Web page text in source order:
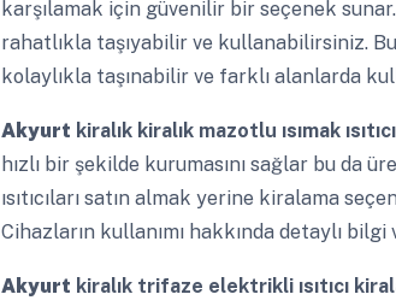
karşılamak için güvenilir bir seçenek
rahatlıkla taşıyabilir ve kullanabilirsiniz.
kolaylıkla taşınabilir ve farklı alanlarda
Akyurt kiralık kiralık mazotlu ısımak ısıtıcı
hızlı bir şekilde kurumasını sağlar bu da
ısıtıcıları satın almak yerine kiralama
Cihazların kullanımı hakkında detaylı
Akyurt kiralık trifaze elektrikli ısıtıcı